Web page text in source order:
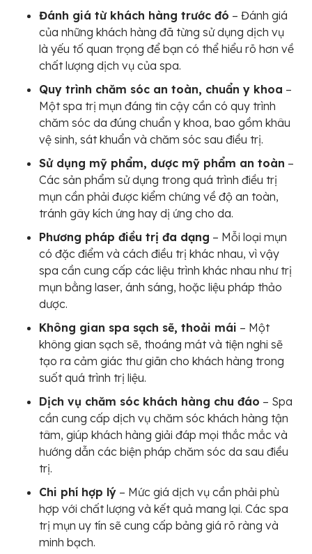
Đánh giá từ khách hàng trước đó – Đánh giá
của những khách hàng đã từng sử dụng dịch vụ
là yếu tố quan trọng để bạn có thể hiểu rõ hơn về
chất lượng dịch vụ của spa.
Quy trình chăm sóc an toàn, chuẩn y khoa –
Một spa trị mụn đáng tin cậy cần có quy trình
chăm sóc da đúng chuẩn y khoa, bao gồm khâu
vệ sinh, sát khuẩn và chăm sóc sau điều trị.
Sử dụng mỹ phẩm, dược mỹ phẩm an toàn –
Các sản phẩm sử dụng trong quá trình điều trị
mụn cần phải được kiểm chứng về độ an toàn,
tránh gây kích ứng hay dị ứng cho da.
Phương pháp điều trị đa dạng – Mỗi loại mụn
có đặc điểm và cách điều trị khác nhau, vì vậy
spa cần cung cấp các liệu trình khác nhau như trị
mụn bằng laser, ánh sáng, hoặc liệu pháp thảo
dược.
Không gian spa sạch sẽ, thoải mái – Một
không gian sạch sẽ, thoáng mát và tiện nghi sẽ
tạo ra cảm giác thư giãn cho khách hàng trong
suốt quá trình trị liệu.
Dịch vụ chăm sóc khách hàng chu đáo – Spa
cần cung cấp dịch vụ chăm sóc khách hàng tận
tâm, giúp khách hàng giải đáp mọi thắc mắc và
hướng dẫn các biện pháp chăm sóc da sau điều
trị.
Chi phí hợp lý – Mức giá dịch vụ cần phải phù
hợp với chất lượng và kết quả mang lại. Các spa
trị mụn uy tín sẽ cung cấp bảng giá rõ ràng và
minh bạch.